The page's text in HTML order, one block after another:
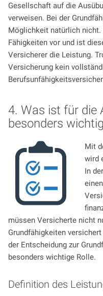
Gesellschaft auf die
verweisen. Bei der
Möglichkeit natürlich
Fähigkeiten vor und ist
Versicherer die Leistung.
Versicherung kein
4. Was ist für die
besonders
Mit
wird
In
müssen Versicherte nicht
Grundfähigkeiten
der Entscheidung zur
besonders wichtige Rolle.
Definition des